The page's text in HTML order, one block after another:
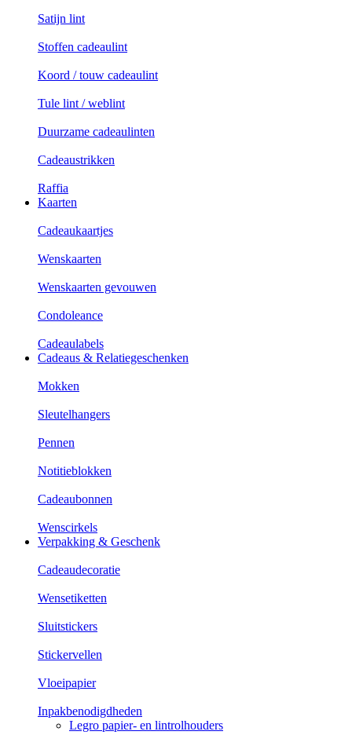
Satijn lint
Stoffen cadeaulint
Koord / touw cadeaulint
Tule lint / weblint
Duurzame cadeaulinten
Cadeaustrikken
Raffia
Kaarten
Cadeaukaartjes
Wenskaarten
Wenskaarten gevouwen
Condoleance
Cadeaulabels
Cadeaus & Relatiegeschenken
Mokken
Sleutelhangers
Pennen
Notitieblokken
Cadeaubonnen
Wenscirkels
Verpakking & Geschenk
Cadeaudecoratie
Wensetiketten
Sluitstickers
Stickervellen
Vloeipapier
Inpakbenodigdheden
Legro papier- en lintrolhouders